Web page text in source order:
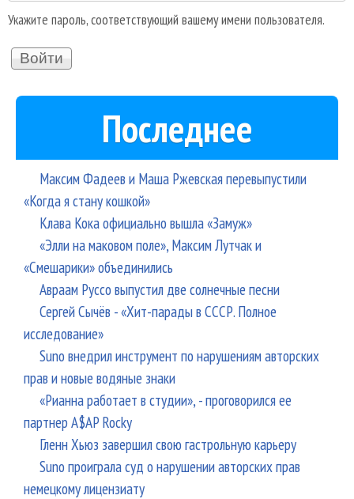
Укажите пароль, соответствующий вашему имени пользователя.
Последнее
Максим Фадеев и Маша Ржевская перевыпустили
«Когда я стану кошкой»
Клава Кока официально вышла «Замуж»
«Элли на маковом поле», Максим Лутчак и
«Смешарики» объединились
Авраам Руссо выпустил две солнечные песни
Сергей Сычёв - «Хит-парады в СССР. Полное
исследование»
Suno внедрил инструмент по нарушениям авторских
прав и новые водяные знаки
«Рианна работает в студии», - проговорился ее
партнер A$AP Rocky
Гленн Хьюз завершил свою гастрольную карьеру
Suno проиграла суд о нарушении авторских прав
немецкому лицензиату